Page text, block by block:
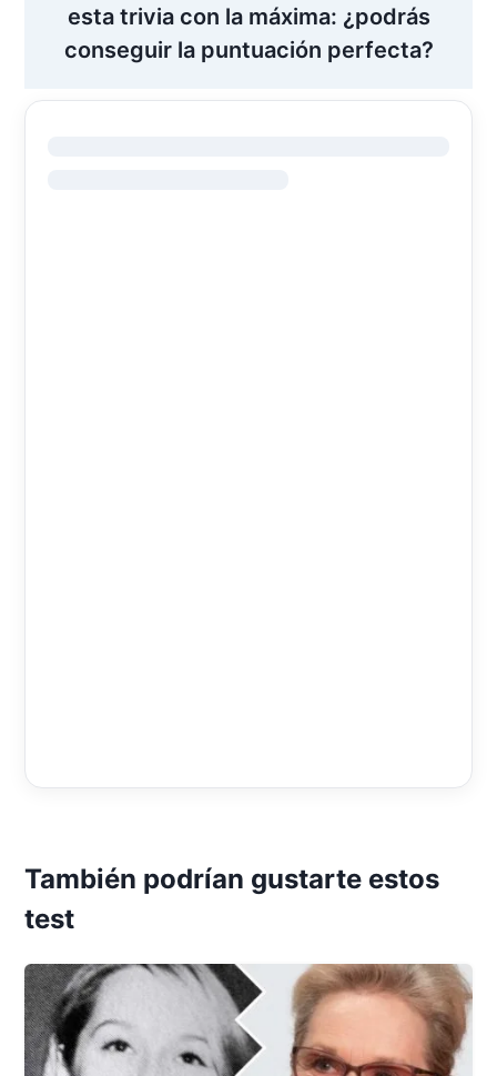
esta trivia con la máxima: ¿podrás
conseguir la puntuación perfecta?
También podrían gustarte estos
test